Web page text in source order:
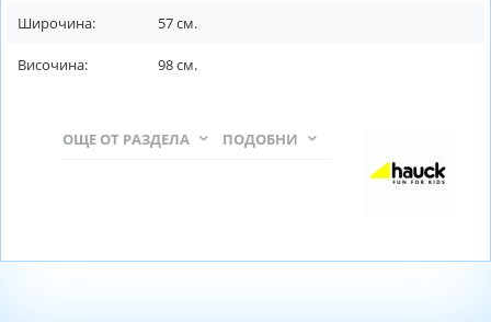
Широчина: 57см.
Височина: 98см.
ПОДОБНИ
ОЩЕ ОТ РАЗДЕЛА